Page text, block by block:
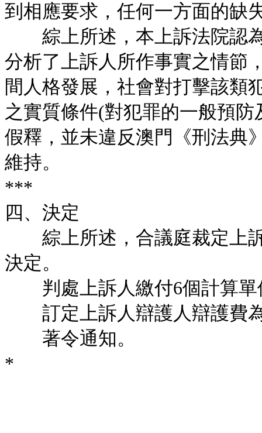
到相應要求，任何一方面的缺
綜上所述，本上訴法院認為
分析了上訴人所作事實之情節
間人格發展，社會對打擊該類
之實質條件(對犯罪的一般預
假釋，並未違反澳門《刑法典
維持。
***
四、決定
綜上所述，合議庭裁定上訴
決定。
判處上訴人繳付6個計算單
訂定上訴人辯護人辯護費為
著令通知。
*